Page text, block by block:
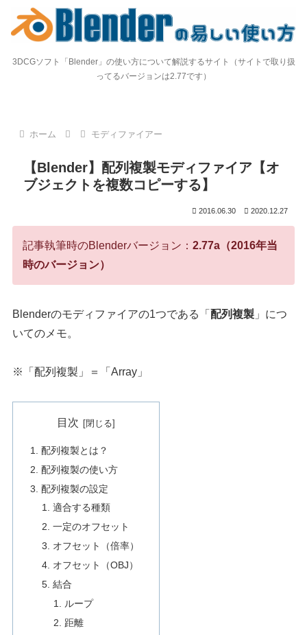
3DCGソフト「Blender」の使い方について解説するサイト（サイトで取り扱
ってるバージョンは2.77です）
ホーム モディファイアー
【Blender】配列複製モディファイア【オ
ブジェクトを複数コピーする】
2016.06.30 2020.12.27
記事執筆時のBlenderバージョン：2.77a（2016年当
時のバージョン）
Blenderのモディファイアの1つである「配列複製 」につ
いてのメモ。
※「配列複製」＝「Array」
目次
配列複製とは？
配列複製の使い方
配列複製の設定
適合する種類
一定のオフセット
オフセット（倍率）
オフセット（OBJ）
結合
ループ
距離